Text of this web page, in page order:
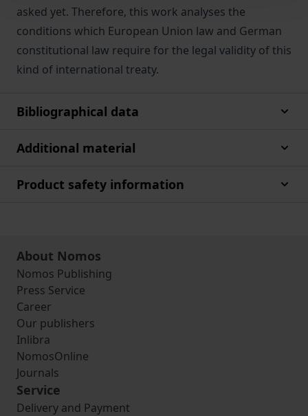
asked yet. Therefore, this work analyses the
conditions which European Union law and German
constitutional law require for the legal validity of this
kind of international treaty.
Bibliographical data
Additional material
Product safety information
About Nomos
Nomos Publishing
Press Service
Career
Our publishers
Inlibra
NomosOnline
Journals
Service
Delivery and Payment